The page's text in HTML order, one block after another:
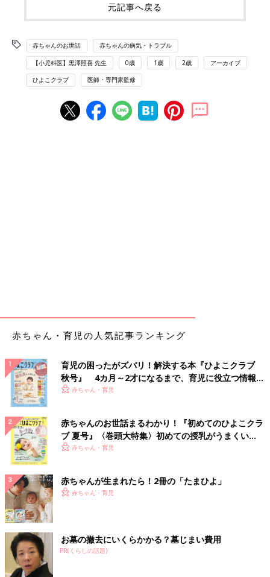
元記事へ戻る
赤ちゃんのお世話 赤ちゃんの病気・トラブル
【小児科医】黒澤照喜 先生 0歳 1歳 2歳 アーカイブ
ひよこクラブ 医師・専門家監修
赤ちゃん・育児の人気記事ランキング
育児の困ったがズバリ！解決する本『ひよこクラブ
秋号』 4カ月～2才になるまで、育児に役立つ情報が
いっぱい！
赤ちゃん・育児
赤ちゃんのお世話まるわかり！『初めてのひよこクラ
ブ 夏号』〈巻頭大特集〉初めての授乳がうまくい
く！ おっぱい・ミルクの基本と夏のトラブル 解決テ
赤ちゃん・育児
赤ちゃんが生まれたら！2冊の「たまひよ」
赤ちゃん・育児
お墓の撤去にいくらかかる？墓じまい費用
PR(くらしの話題)